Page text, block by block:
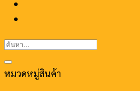
ค้นหา:
หมวดหมู่สินค้า